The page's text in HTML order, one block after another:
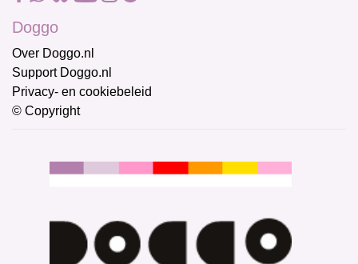
Doggo
Over Doggo.nl
Support Doggo.nl
Privacy- en cookiebeleid
© Copyright